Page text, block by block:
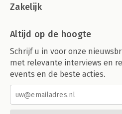
Zakelijk
Altijd op de hoogte
Schrijf u in voor onze
met relevante interviews en
events en de beste acties.